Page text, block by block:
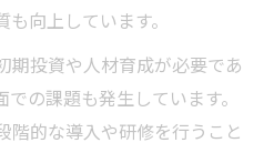
向上しています。
期投資や人材育成が必要であ
の課題も発生しています。
階的な導入や研修を行うこと